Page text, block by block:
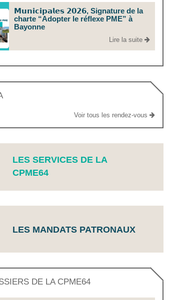
𝗠𝘂𝗻𝗶𝗰𝗶𝗽𝗮𝗹𝗲𝘀 𝟮𝟬𝟮𝟲, Signature de la
charte “Adopter le réflexe PME” à
Bayonne
Lire la suite
Voir tous les rendez-vous
LES SERVICES DE LA
CPME64
LES MANDATS PATRONAUX
DE LA CPME64